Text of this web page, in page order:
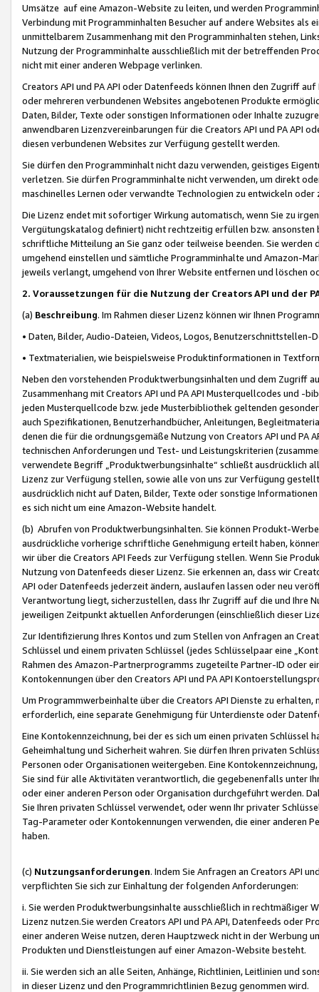
Umsätze auf eine Amazon-Website zu leiten, und werden
Verbindung mit Programminhalten Besucher auf andere Websites als
unmittelbarem Zusammenhang mit den Programminhalten stehen,
Nutzung der Programminhalte ausschließlich mit der betreffenden
nicht mit einer anderen Webpage verlinken.
Creators API und PA API oder Datenfeeds können Ihnen den Zugriff
oder mehreren verbundenen Websites angebotenen Produkte
Daten, Bilder, Texte oder sonstigen Informationen oder Inhalte
anwendbaren Lizenzvereinbarungen für die Creators API und PA API
diesen verbundenen Websites zur Verfügung gestellt werden.
Sie dürfen den Programminhalt nicht dazu verwenden, geistiges
verletzen. Sie dürfen Programminhalte nicht verwenden, um direkt
maschinelles Lernen oder verwandte Technologien zu entwickeln
Die Lizenz endet mit sofortiger Wirkung automatisch, wenn Sie zu
Vergütungskatalog definiert) nicht rechtzeitig erfüllen bzw. ansonsten
schriftliche Mitteilung an Sie ganz oder teilweise beenden. Sie werden
umgehend einstellen und sämtliche Programminhalte und Amazon-
jeweils verlangt, umgehend von Ihrer Website entfernen und löschen
2. Voraussetzungen für die Nutzung der Creators API und der
(a) Beschreibung. Im Rahmen dieser Lizenz können wir Ihnen
• Daten, Bilder, Audio-Dateien, Videos, Logos, Benutzerschnittstellen-
• Textmaterialien, wie beispielsweise Produktinformationen in
Neben den vorstehenden Produktwerbungsinhalten und dem Zugriff
Zusammenhang mit Creators API und PA API Musterquellcodes und
jeden Musterquellcode bzw. jede Musterbibliothek geltenden
auch Spezifikationen, Benutzerhandbücher, Anleitungen,
denen die für die ordnungsgemäße Nutzung von Creators API und PA
technischen Anforderungen und Test- und Leistungskriterien
verwendete Begriff „Produktwerbungsinhalte“ schließt ausdrücklich
Lizenz zur Verfügung stellen, sowie alle von uns zur Verfügung
ausdrücklich nicht auf Daten, Bilder, Texte oder sonstige
es sich nicht um eine Amazon-Website handelt.
(b) Abrufen von Produktwerbungsinhalten. Sie können Produkt-
ausdrückliche vorherige schriftliche Genehmigung erteilt haben,
wir über die Creators API Feeds zur Verfügung stellen. Wenn Sie
Nutzung von Datenfeeds dieser Lizenz. Sie erkennen an, dass wir
API oder Datenfeeds jederzeit ändern, auslaufen lassen oder neu
Verantwortung liegt, sicherzustellen, dass Ihr Zugriff auf die und Ihre
jeweiligen Zeitpunkt aktuellen Anforderungen (einschließlich dieser
Zur Identifizierung Ihres Kontos und zum Stellen von Anfragen an
Schlüssel und einem privaten Schlüssel (jedes Schlüsselpaar eine
Rahmen des Amazon-Partnerprogramms zugeteilte Partner-ID oder
Kontokennungen über den Creators API und PA API
Um Programmwerbeinhalte über die Creators API Dienste zu
erforderlich, eine separate Genehmigung für Unterdienste oder
Eine Kontokennzeichnung, bei der es sich um einen privaten
Geheimhaltung und Sicherheit wahren. Sie dürfen Ihren privaten
Personen oder Organisationen weitergeben. Eine
Sie sind für alle Aktivitäten verantwortlich, die gegebenenfalls unter
oder einer anderen Person oder Organisation durchgeführt werden.
Sie Ihren privaten Schlüssel verwendet, oder wenn Ihr privater
Tag-Parameter oder Kontokennungen verwenden, die einer anderen
haben.
(c) Nutzungsanforderungen. Indem Sie Anfragen an Creators API
verpflichten Sie sich zur Einhaltung der folgenden Anforderungen:
i. Sie werden Produktwerbungsinhalte ausschließlich in rechtmäßiger
Lizenz nutzen.Sie werden Creators API und PA API, Datenfeeds oder
einer anderen Weise nutzen, deren Hauptzweck nicht in der Werbung
Produkten und Dienstleistungen auf einer Amazon-Website besteht.
ii. Sie werden sich an alle Seiten, Anhänge, Richtlinien, Leitlinien und
in dieser Lizenz und den Programmrichtlinien Bezug genommen wird.